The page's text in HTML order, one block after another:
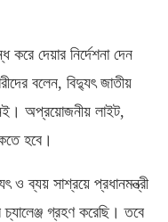
দেয়ার নির্দেশনা দেন
বলেন, বিদ্যুৎ জাতীয়
অপ্রয়োজনীয় লাইট,
হবে।
ও ব্যয় সাশ্রয়ে প্রধানমন্ত্রী
চ্যালেঞ্জ গ্রহণ করেছি। তবে